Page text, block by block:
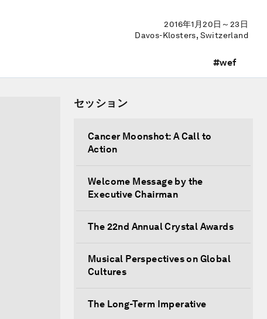
2016年1月20日～23日
Davos-Klosters, Switzerland
#wef
セッション
Cancer Moonshot: A Call to
Action
Welcome Message by the
Executive Chairman
The 22nd Annual Crystal Awards
Musical Perspectives on Global
Cultures
The Long-Term Imperative